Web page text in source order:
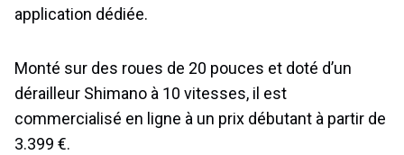
application dédiée.
Monté sur des roues de 20 pouces et doté d’un
dérailleur Shimano à 10 vitesses, il est
commercialisé en ligne à un prix débutant à partir de
3.399 €.